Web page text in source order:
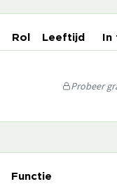
Rol Leeftijd
Probeer
Functie